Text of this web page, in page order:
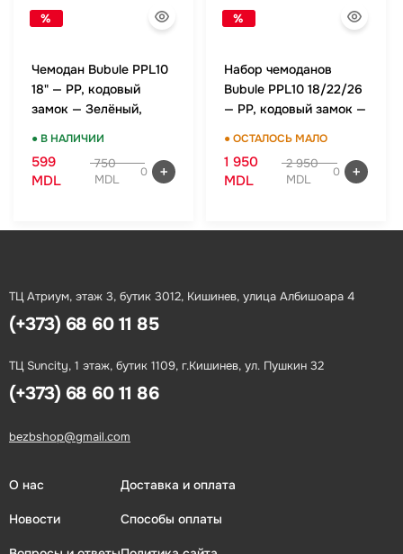
%
Чемодан Bubule PPL10
18" — PP, кодовый
замок — Зелёный,
● В НАЛИЧИИ
599
MDL
750
MDL
0
%
Набор чемоданов
Bubule PPL10 18/22/26
— PP, кодовый замок —
● ОСТАЛОСЬ МАЛО
1 950
MDL
2 950
MDL
0
ТЦ Атриум, этаж 3, бутик 3012, Кишинев, улица Албишоара 4
(+373) 68 60 11 85
ТЦ Suncity, 1 этаж, бутик 1109, г.Кишинев, ул. Пушкин 32
(+373) 68 60 11 86
bezbshop@gmail.com
О нас
Новости
Доставка и оплата
Способы оплаты